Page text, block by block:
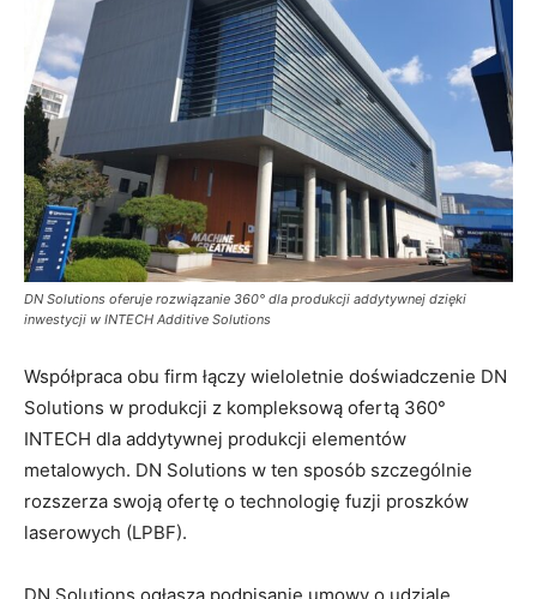
DN Solutions oferuje rozwiązanie 360° dla produkcji addytywnej dzięki
inwestycji w INTECH Additive Solutions
Współpraca obu firm łączy wieloletnie doświadczenie DN
Solutions w produkcji z kompleksową ofertą 360°
INTECH dla addytywnej produkcji elementów
metalowych. DN Solutions w ten sposób szczególnie
rozszerza swoją ofertę o technologię fuzji proszków
laserowych (LPBF).
DN Solutions ogłasza podpisanie umowy o udziale